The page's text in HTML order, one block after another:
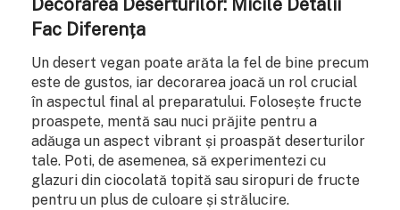
Decorarea Deserturilor: Micile Detalii
Fac Diferența
Un desert vegan poate arăta la fel de bine precum
este de gustos, iar decorarea joacă un rol crucial
în aspectul final al preparatului. Folosește fructe
proaspete, mentă sau nuci prăjite pentru a
adăuga un aspect vibrant și proaspăt deserturilor
tale. Poti, de asemenea, să experimentezi cu
glazuri din ciocolată topită sau siropuri de fructe
pentru un plus de culoare și strălucire.